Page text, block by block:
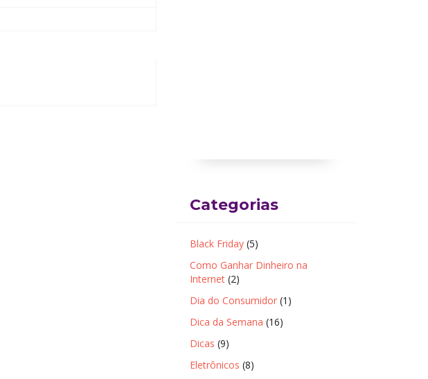
Categorias
Black Friday(5)
Como Ganhar Dinheiro na
Internet(2)
Dia do Consumidor(1)
Dica da Semana (16)
Dicas (9)
Eletrônicos (8)